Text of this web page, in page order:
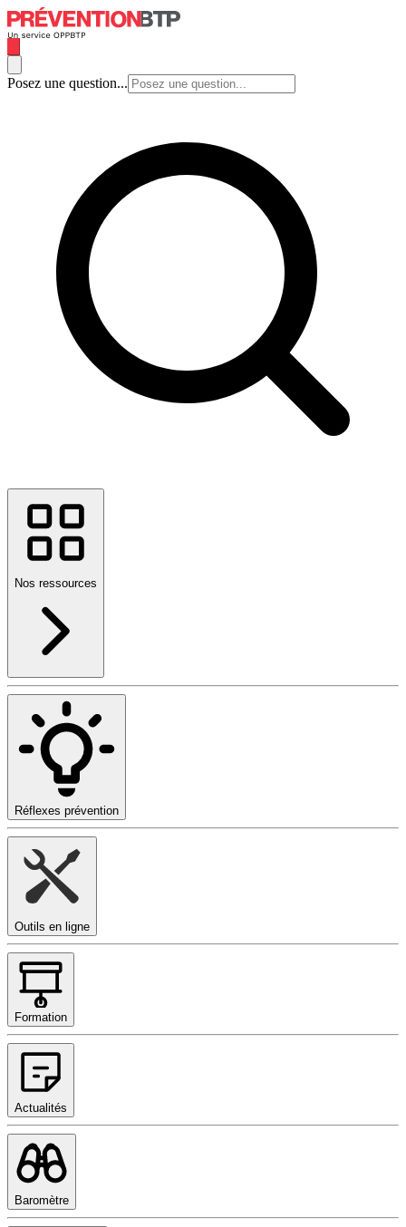
Posez une question...
Nos ressources
Réflexes prévention
Outils en ligne
Formation
Actualités
Baromètre